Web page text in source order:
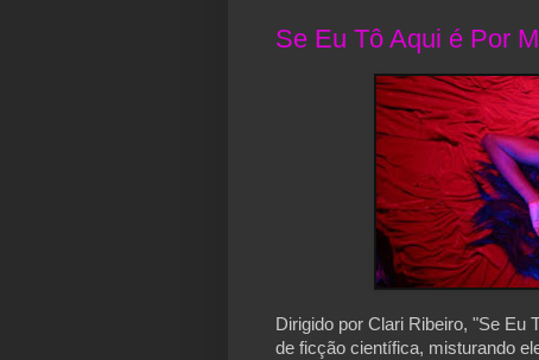
Se Eu Tô Aqui é Por
Dirigido por Clari Ribeiro, "Se Eu
de ficção científica, misturando